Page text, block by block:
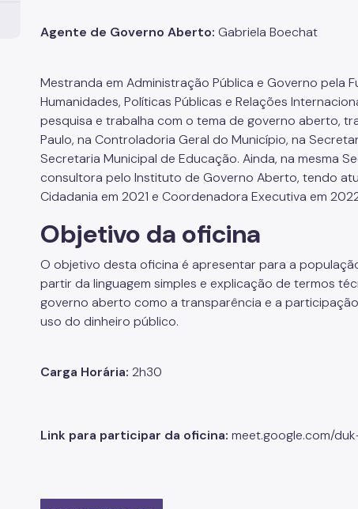
Agente de Governo Aberto: Gabriela Boechat
Mestranda em Administração Pública e Governo pela
Humanidades, Políticas Públicas e Relações
pesquisa e trabalha com o tema de governo aberto,
Paulo, na Controladoria Geral do Município, na
Secretaria Municipal de Educação. Ainda, na mesma
consultora pelo Instituto de Governo Aberto, tendo
Cidadania em 2021 e Coordenadora Executiva em
Objetivo da oficina
O objetivo desta oficina é apresentar para a
partir da linguagem simples e explicação de termos
governo aberto como a transparência e a
uso do dinheiro público.
Carga Horária: 2h30
Link para participar da oficina: meet.google.com/